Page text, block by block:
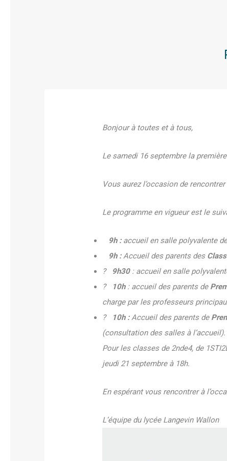
Bonjour à toutes et à tous,
Le samedi 16 septembre la
Vous aurez l’occasion de
Le programme en vigueur est le
9h :accueil en salle polyvalente
9h :Accueil des parents des
?
9h30: accueil en salle
?
10h: accueil des parents de
charge par les professeurs
?
10h :Accueil des parents de
(consultation des salles à
Pour les classes de 2nde4, de
jeudi 21 septembre à 18h.
En espérant vous rencontrer à
L’équipe du lycée Langevin Wallon